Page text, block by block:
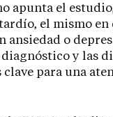
apunta el
el mismo en
ansiedad o
y las
clave para una